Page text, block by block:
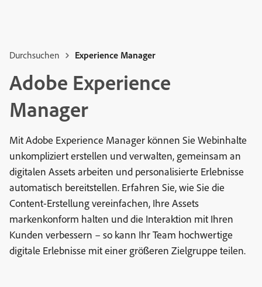
Durchsuchen Experience Manager
Adobe Experience
Manager
Mit Adobe Experience Manager können Sie Webinhalte
unkompliziert erstellen und verwalten, gemeinsam an
digitalen Assets arbeiten und personalisierte Erlebnisse
automatisch bereitstellen. Erfahren Sie, wie Sie die
Content-Erstellung vereinfachen, Ihre Assets
markenkonform halten und die Interaktion mit Ihren
Kunden verbessern – so kann Ihr Team hochwertige
digitale Erlebnisse mit einer größeren Zielgruppe teilen.